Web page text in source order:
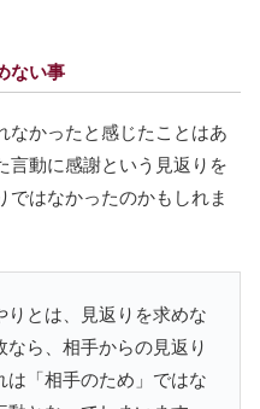
ない事
なかったと感じたことはあ
言動に感謝という見返りを
ではなかったのかもしれま
りとは、見返りを求めな
ら、相手からの見返り
は「相手のため」ではな